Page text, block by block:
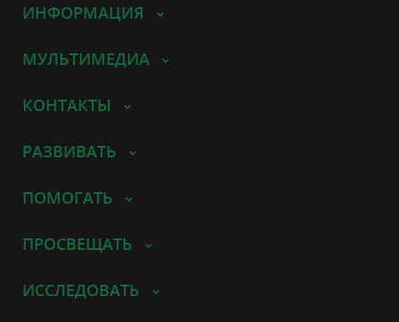
ИНФОРМАЦИЯ
МУЛЬТИМЕДИА
КОНТАКТЫ
РАЗВИВАТЬ
ПОМОГАТЬ
ПРОСВЕЩАТЬ
ИССЛЕДОВАТЬ